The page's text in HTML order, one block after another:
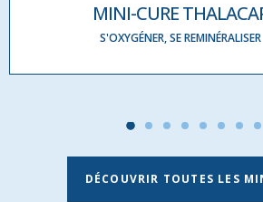
MINI-CURE
S'OXYGÉNER, SE REMINÉRALISER
DÉCOUVRIR TOUTES LES